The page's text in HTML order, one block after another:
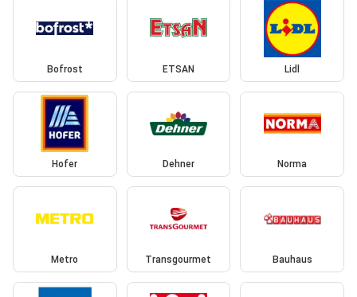
Bofrost ETSAN Lidl
Hofer Dehner Norma
Metro Transgourmet Bauhaus